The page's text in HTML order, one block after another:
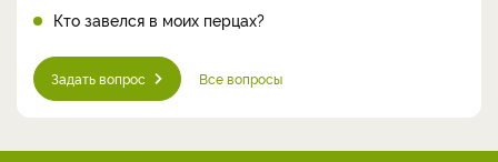
Кто завелся в моих перцах?
Задать вопрос Все вопросы